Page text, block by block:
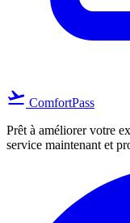
flight_takeoff ComfortPass
Prêt à améliorer votre
service maintenant et